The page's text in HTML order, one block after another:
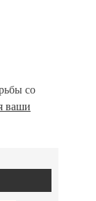
со
ваши